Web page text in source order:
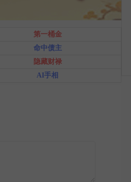
第一桶金
命中债主
隐藏财禄
AI手相